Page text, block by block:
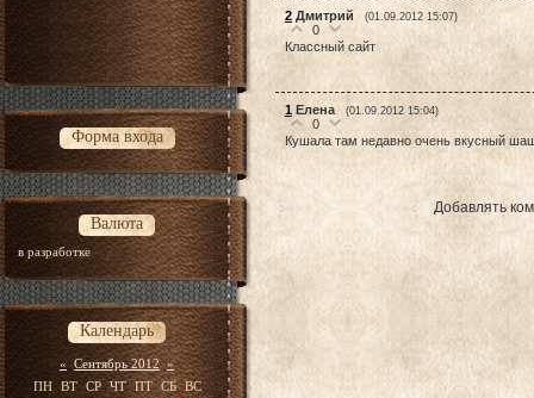
Форма входа
Валюта
в разработке
Календарь
« Сентябрь 2012 »
ПН ВТ СР ЧТ ПТ СБ ВС
2 Дмитрий (01.09.2012 15:07)
0
Классный сайт
1 Елена (01.09.2012 15:04)
0
Кушала там недавно очень вкусный
Добавлять